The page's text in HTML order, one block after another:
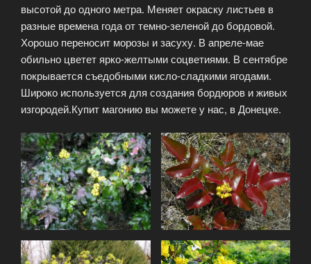
высотой до одного метра. Меняет окраску листьев в
разные времена года от темно-зеленой до бордовой.
Хорошо переносит морозы и засуху. В апреле-мае
обильно цветет ярко-желтыми соцветиями. В сентябре
покрывается съедобными кисло-сладкими ягодами.
Широко используется для создания бордюров и живых
изгородей.Купит магонию вы можете у нас, в Донецке.